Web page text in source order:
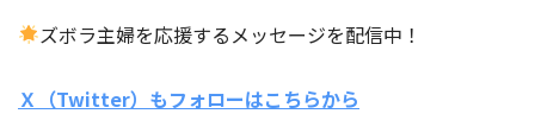
ズボラ主婦を応援するメッセージを配信中！
Ｘ（Twitter）もフォローはこちらから